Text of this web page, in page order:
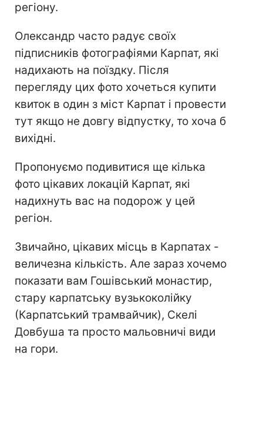
регіону.
Олександр часто радує своїх
підписників фотографіями Карпат, які
надихають на поїздку. Після
перегляду цих фото хочеться купити
квиток в один з міст Карпат і провести
тут якщо не довгу відпустку, то хоча б
вихідні.
Пропонуємо подивитися ще кілька
фото цікавих локацій Карпат, які
надихнуть вас на подорож у цей
регіон.
Звичайно, цікавих місць в Карпатах -
величезна кількість. Але зараз хочемо
показати вам Гошівський монастир,
стару карпатську вузькоколійку
(Карпатський трамвайчик), Скелі
Довбуша та просто мальовничі види
на гори.